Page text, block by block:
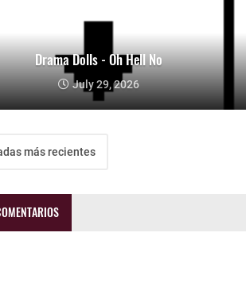
Drama Dolls - Oh Hell No
July 29, 2026
más recientes